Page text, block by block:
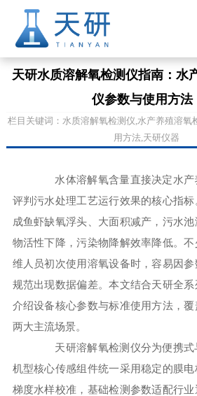
天研水质溶解氧检测仪指南：水
仪参数与使用
栏目关键词：水质溶解氧检测仪,水产养殖溶氧
用方法,天研仪器
水体溶解氧含量直接决定水产
评判污水处理工艺运行效果的核心指
成鱼虾缺氧浮头、大面积减产，污水
物活性下降，污染物降解效率降低。
维人员初次使用溶氧设备时，容易因
规范出现数据偏差。本文结合天研全
介绍设备核心参数与标准使用方法，
两大主流场景。
天研溶解氧检测仪分为便携式
机型核心传感组件统一采用稳定的膜
梯度水样校准，基础检测参数适配行